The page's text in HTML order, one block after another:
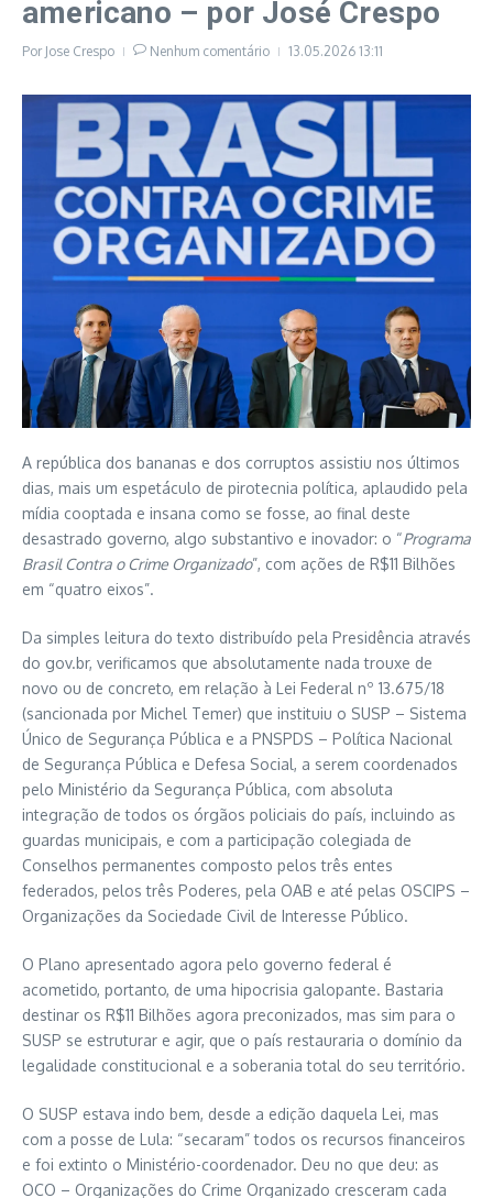
americano – por José Crespo
Por Jose Crespo Nenhum comentário 13.05.2026 13:11
A república dos bananas e dos corruptos assistiu nos últimos
dias, mais um espetáculo de pirotecnia política, aplaudido pela
mídia cooptada e insana como se fosse, ao final deste
desastrado governo, algo substantivo e inovador: o “Programa
Brasil Contra o Crime Organizado”, com ações de R$11 Bilhões
em “quatro eixos”.
Da simples leitura do texto distribuído pela Presidência através
do gov.br, verificamos que absolutamente nada trouxe de
novo ou de concreto, em relação à Lei Federal nº 13.675/18
(sancionada por Michel Temer) que instituiu o SUSP – Sistema
Único de Segurança Pública e a PNSPDS – Política Nacional
de Segurança Pública e Defesa Social, a serem coordenados
pelo Ministério da Segurança Pública, com absoluta
integração de todos os órgãos policiais do país, incluindo as
guardas municipais, e com a participação colegiada de
Conselhos permanentes composto pelos três entes
federados, pelos três Poderes, pela OAB e até pelas OSCIPS –
Organizações da Sociedade Civil de Interesse Público.
O Plano apresentado agora pelo governo federal é
acometido, portanto, de uma hipocrisia galopante. Bastaria
destinar os R$11 Bilhões agora preconizados, mas sim para o
SUSP se estruturar e agir, que o país restauraria o domínio da
legalidade constitucional e a soberania total do seu território.
O SUSP estava indo bem, desde a edição daquela Lei, mas
com a posse de Lula: “secaram” todos os recursos financeiros
e foi extinto o Ministério-coordenador. Deu no que deu: as
OCO – Organizações do Crime Organizado cresceram cada